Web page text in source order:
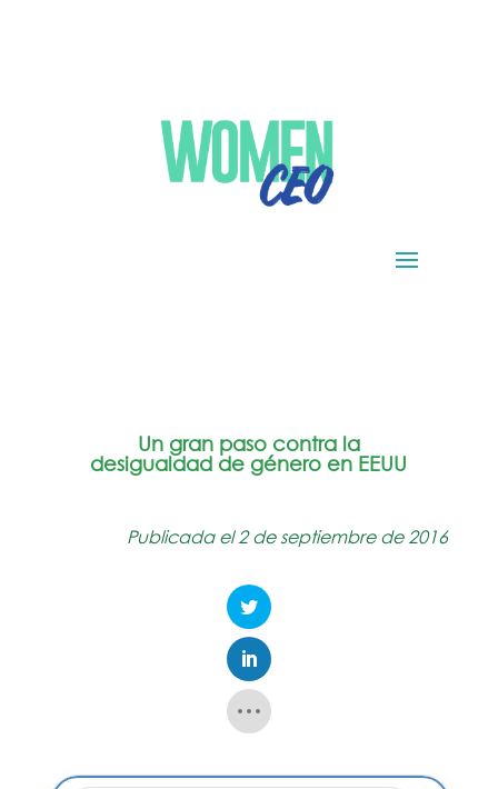
Un gran paso contra la
desigualdad de género en EEUU
Publicada el 2 de septiembre de 2016